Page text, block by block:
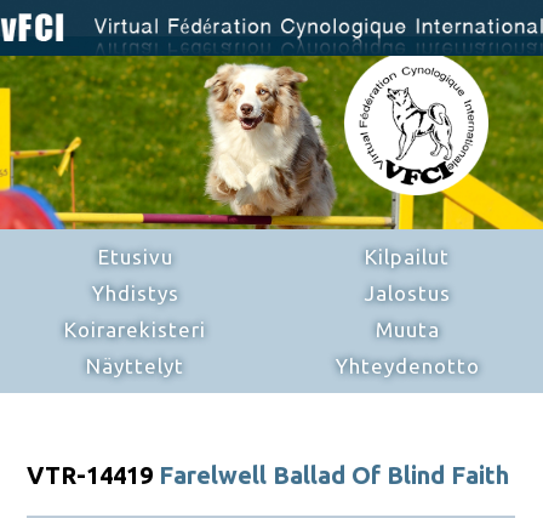
Etusivu
Yhdistys
Koirarekisteri
Näyttelyt
Kilpailut
Jalostus
Muuta
Yhteydenotto
VTR-14419 Farelwell Ballad Of Blind Faith